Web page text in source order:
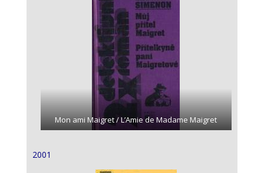
Mon ami Maigret / L’Amie de Madame Maigret
2001